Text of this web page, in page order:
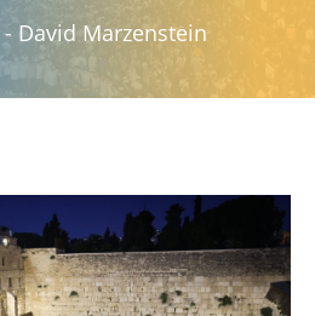
- David Marzenstein